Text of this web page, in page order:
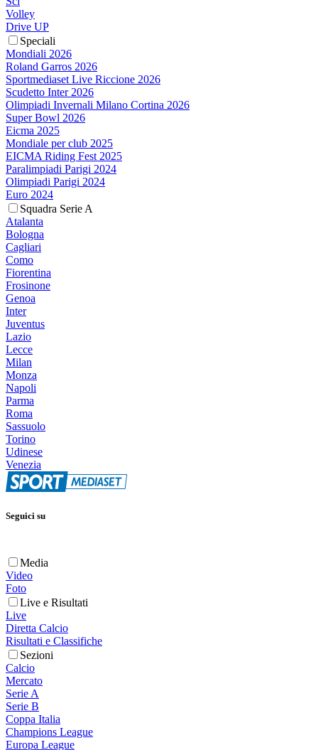
Volley
Drive UP
Speciali
Mondiali 2026
Roland Garros 2026
Sportmediaset Live Riccione 2026
Scudetto Inter 2026
Olimpiadi Invernali Milano Cortina 2026
Super Bowl 2026
Eicma 2025
Mondiale per club 2025
EICMA Riding Fest 2025
Paralimpiadi Parigi 2024
Olimpiadi Parigi 2024
Euro 2024
Squadra Serie A
Atalanta
Bologna
Cagliari
Como
Fiorentina
Frosinone
Genoa
Inter
Juventus
Lazio
Lecce
Milan
Monza
Napoli
Parma
Roma
Sassuolo
Torino
Udinese
Venezia
Seguici su
Media
Video
Foto
Live e Risultati
Live
Diretta Calcio
Risultati e Classifiche
Sezioni
Calcio
Mercato
Serie A
Serie B
Coppa Italia
Champions League
Europa League